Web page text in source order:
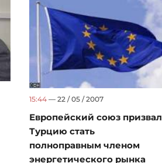
15:44 — 22 / 05 / 2007
Европейский союз призвал
Турцию стать
полноправным членом
энергетического рынка